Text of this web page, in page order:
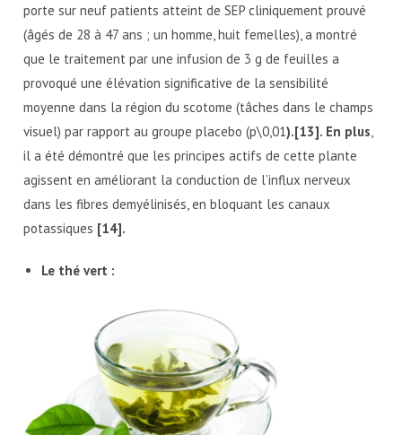
porte sur neuf patients atteint de SEP cliniquement prouvé
(âgés de 28 à 47 ans ; un homme, huit femelles), a montré
que le traitement par une infusion de 3 g de feuilles a
provoqué une élévation significative de la sensibilité
moyenne dans la région du scotome (tâches dans le champs
visuel) par rapport au groupe placebo (p\0,01).[13]. En plus
il a été démontré que les principes actifs de cette plante
agissent en améliorant la conduction de l’influx nerveux
dans les fibres demyélinisés, en bloquant les canaux
potassiques [14].
Le thé vert :